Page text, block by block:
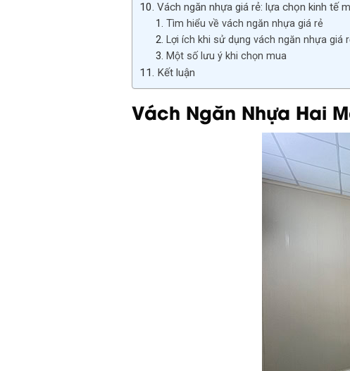
Vách ngăn nhựa giá rẻ: lựa chọn kinh tế
Tìm hiểu về vách ngăn nhựa giá rẻ
Lợi ích khi sử dụng vách ngăn nhựa giá
Một số lưu ý khi chọn mua
Kết luận
Vách Ngăn Nhựa Hai